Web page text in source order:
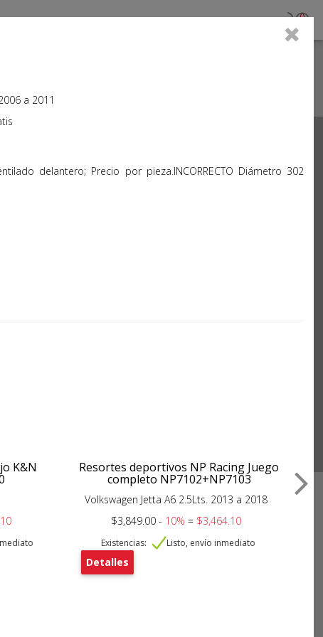
0
a 2011
delantero; Precio por pieza.INCORRECTO Diámetro 302
K&N Resortes deportivos NP Racing Juego
completo NP7102+NP7103
Volkswagen Jetta A6 2.5Lts. 2013 a 2018
$3,849.00 - 10% = $3,464.10
Existencias: Listo, envío inmediato
Detalles